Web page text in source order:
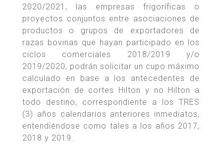
2020/2021, las empresas frigoríficas o
proyectos conjuntos entre asociaciones de
productos o grupos de exportadores de
razas bovinas que hayan participado en los
ciclos comerciales 2018/2019 y/o
2019/2020, podrán solicitar un cupo máximo
calculado en base a los antecedentes de
exportación de cortes Hilton y no Hilton a
todo destino, correspondiente a los TRES
(3) años calendarios anteriores inmediatos,
entendiéndose como tales a los años 2017,
2018 y 2019.